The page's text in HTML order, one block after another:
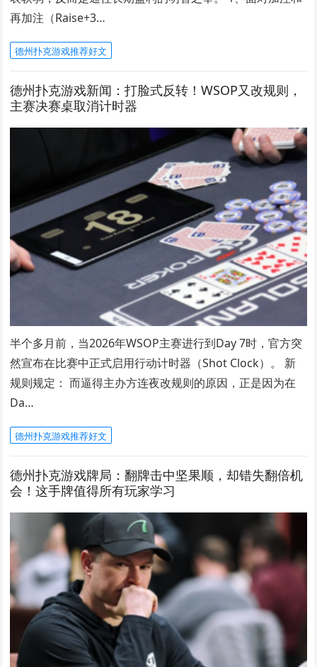
再加注（Raise+3…
德州扑克游戏推荐好文
德州扑克游戏新闻：打脸式反转！WSOP又改规则，
主赛决赛桌取消计时器
半个多月前，当2026年WSOP主赛进行到Day 7时，官方突
然宣布在比赛中正式启用行动计时器（Shot Clock）。 新
规则规定： 而逼得主办方连夜改规则的原因，正是因为在
Da…
德州扑克游戏推荐好文
德州扑克游戏牌局：翻牌击中坚果顺，却错失翻倍机
会！这手牌值得所有玩家学习